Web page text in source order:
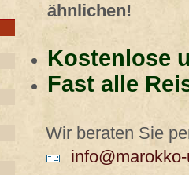
ähnlichen!
Kostenlose
Fast alle
Wir beraten Sie